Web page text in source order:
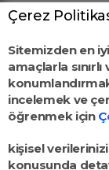
Faks:
+90 312 417
e-Posta:
Çerez
Sitemizden en
amaçlarla
incelemek ve
öğrenmek için
kişisel
konusunda